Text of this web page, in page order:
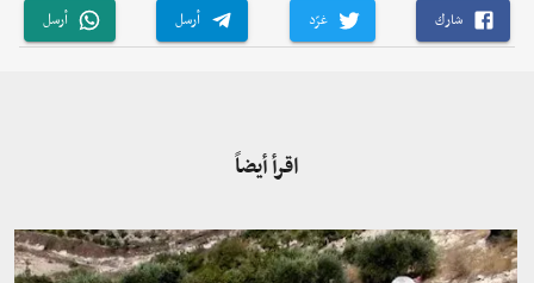
شارك غرّد أرسل أرسل
اقرأ أيضاً